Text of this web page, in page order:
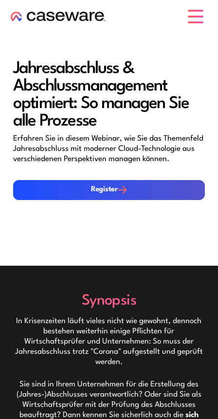
Jahresabschluss &
Abschlussmanagement
optimiert: So managen Sie
alle Prozesse
Erfahren Sie in diesem Webinar, wie Sie das Themenfeld
Jahresabschluss mit moderner Cloud-Technologie aus
verschiedenen Perspektiven managen können.
Register
Register
Synopsis
In Krisenzeiten läuft vieles nicht wie gewohnt, dennoch
bestehen weiterhin einige Pflichten für
Wirtschaftsprüfer und Unternehmen: So muss der
Jahresabschluss trotz "Corona" aufgestellt und geprüft
werden.
Sie sind in Ihrem Unternehmen für die Erstellung des
(Jahres-)Abschlusses verantwortlich? Oder sind Sie als
Wirtschaftsprüfer mit der Prüfung des Abschlusses
beauftragt? Dann kennen Sie sicherlich auch die sich